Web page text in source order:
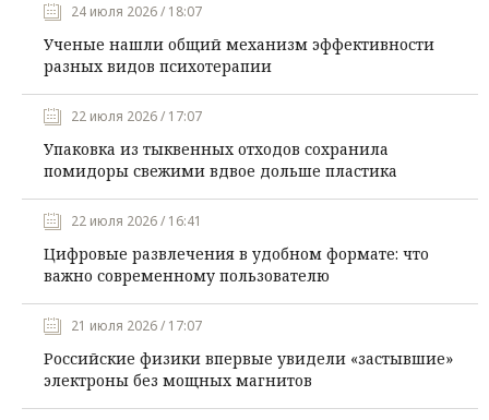
24 июля 2026 / 18:07
Ученые нашли общий механизм эффективности
разных видов психотерапии
22 июля 2026 / 17:07
Упаковка из тыквенных отходов сохранила
помидоры свежими вдвое дольше пластика
22 июля 2026 / 16:41
Цифровые развлечения в удобном формате: что
важно современному пользователю
21 июля 2026 / 17:07
Российские физики впервые увидели «застывшие»
электроны без мощных магнитов